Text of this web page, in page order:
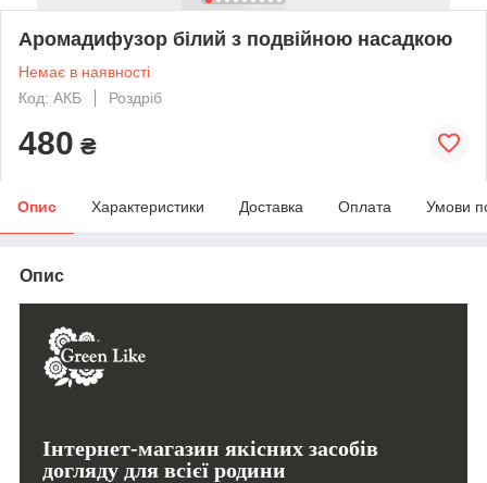
Аромадифузор білий з подвійною насадкою
Немає в наявності
Код: AКБ
Роздріб
480 ₴
Опис Характеристики Доставка Оплата Умови
Опис
Інтернет-магазин якісних засобів
догляду для всієї родини